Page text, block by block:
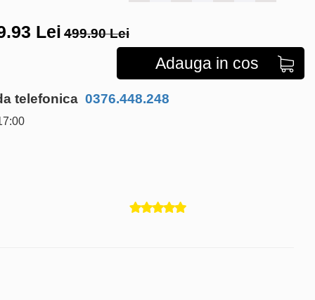
Lei 499.90 Lei
Adauga in cos
telefonica 0376.448.248